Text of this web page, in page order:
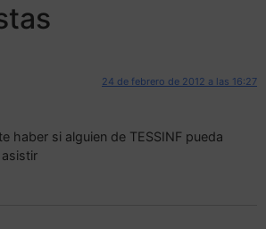
24 de febrero de 2012 a las 16:27
haber si alguien de TESSINF pueda